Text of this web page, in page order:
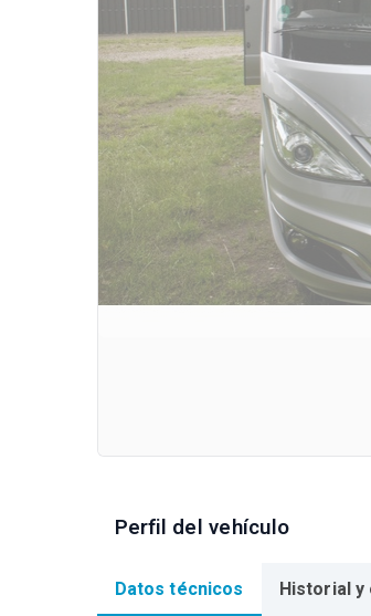
Perfil del vehículo
Datos técnicos
Historial